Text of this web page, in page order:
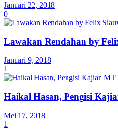
Januari 22, 2018
0
Lawakan Rendahan by
Januari 9, 2018
1
Haikal Hasan, Pengisi
Mei 17, 2018
1